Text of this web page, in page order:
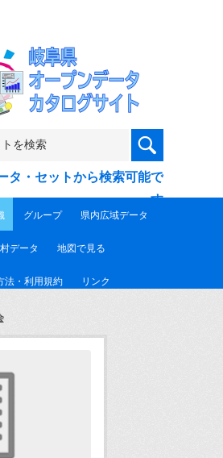
タ・セットから検索可能で
す
グループ 県内広域データ
データ 地図で見る
法・利用規約 リンク